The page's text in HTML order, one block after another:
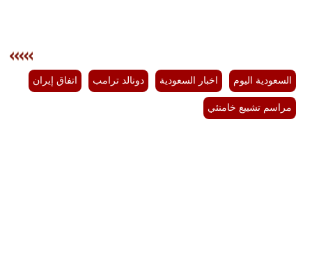
السعودية اليوم اخبار السعودية دونالد ترامب اتفاق إيران
مراسم تشييع خامنئي